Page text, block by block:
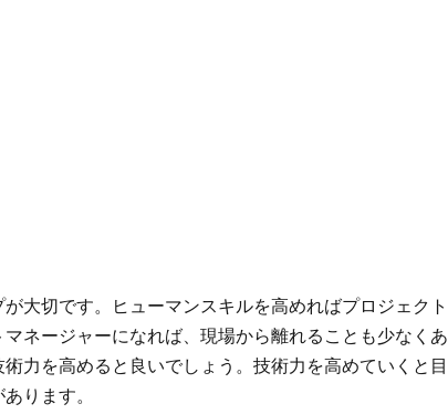
大切です。ヒューマンスキルを高めればプロジェクト
ネージャーになれば、現場から離れることも少なくあ
力を高めると良いでしょう。技術力を高めていくと目
ります。